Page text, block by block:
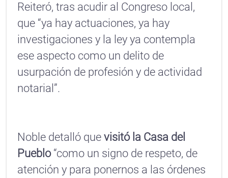
Reiteró, tras acudir al Congreso local,
que “ya hay actuaciones, ya hay
investigaciones y la ley ya contempla
ese aspecto como un delito de
usurpación de profesión y de actividad
notarial”.
Noble detalló quevisitó la Casa del
Pueblo“como un signo de respeto, de
atención y para ponernos a las órdenes